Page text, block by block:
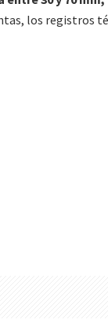
los registros